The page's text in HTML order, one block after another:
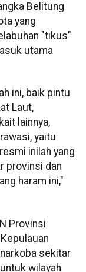
Belitung
yang
"tikus"
utama
ini, baik pintu
Laut,
lainnya,
yaitu
inilah yang
provinsi dan
haram ini,"
Provinsi
sekitar
wilayah